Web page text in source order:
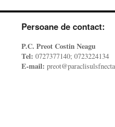
Persoane de contact:
P.C. Preot Costin Neagu
Tel: 0727377140; 0723224134
E-mail: